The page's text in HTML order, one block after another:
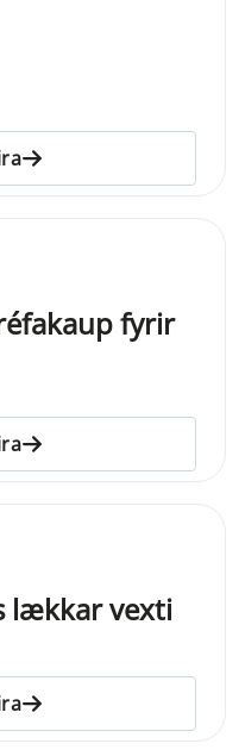
fyrir
lækkar vexti